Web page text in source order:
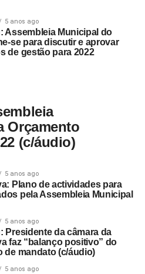
5 anos ago
Assembleia Municipal do
se para discutir e aprovar
de gestão para 2022
Orçamento
(c/áudio)
5 anos ago
Plano de actividades para
pela Assembleia Municipal
5 anos ago
Presidente da câmara da
faz “balanço positivo” do
de mandato (c/áudio)
5 anos ago